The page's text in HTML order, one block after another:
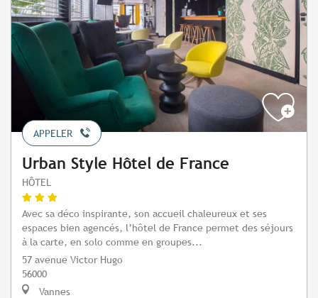
APPELER
Urban Style Hôtel de France
HÔTEL
Avec sa déco inspirante, son accueil chaleureux et ses
espaces bien agencés, l’hôtel de France permet des séjours
à la carte, en solo comme en groupes...
57 avenue Victor Hugo
56000
Vannes